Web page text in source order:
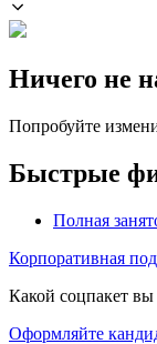
Ничего не
Попробуйте
Быстрые
Полная
Корпоративная
Какой соцпакет
Оформляйте